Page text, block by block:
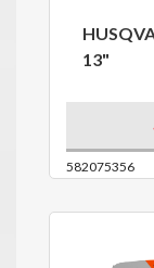
13"
582075356